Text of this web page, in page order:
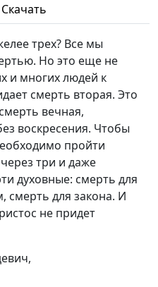
Кунцевич,
Кунцевич,
Каминский,
Каминский,
Каминский,
Скачать
трех? Все мы
Но это еще не
и многих людей к
смерть вторая. Это
вечная,
воскресения. Чтобы
пройти
три и даже
духовные: смерть для
смерть для закона. И
не придет